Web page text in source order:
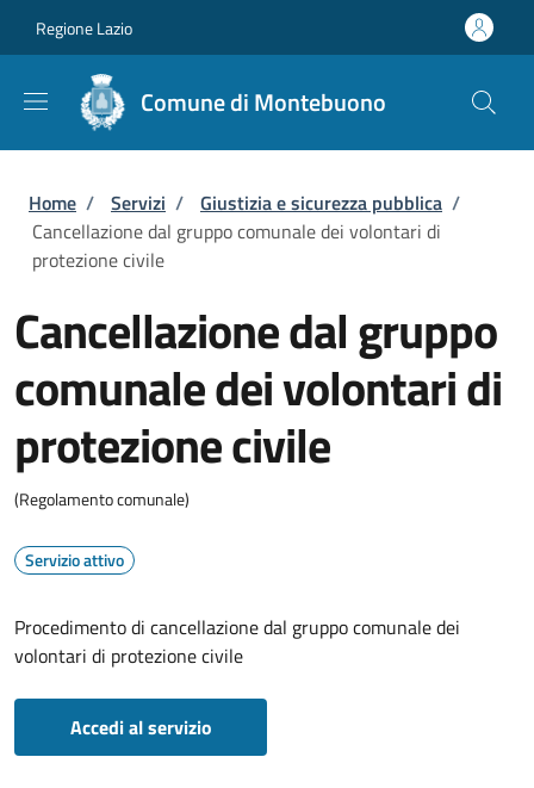
Regione Lazio
Comune di Montebuono
Briciole di pane
Home / Servizi / Giustizia e sicurezza pubblica /
Cancellazione dal gruppo comunale dei volontari di
protezione civile
Cancellazione dal gruppo
comunale dei volontari di
protezione civile
(Regolamento comunale)
Servizio attivo
Procedimento di cancellazione dal gruppo comunale dei
volontari di protezione civile
Accedi al servizio